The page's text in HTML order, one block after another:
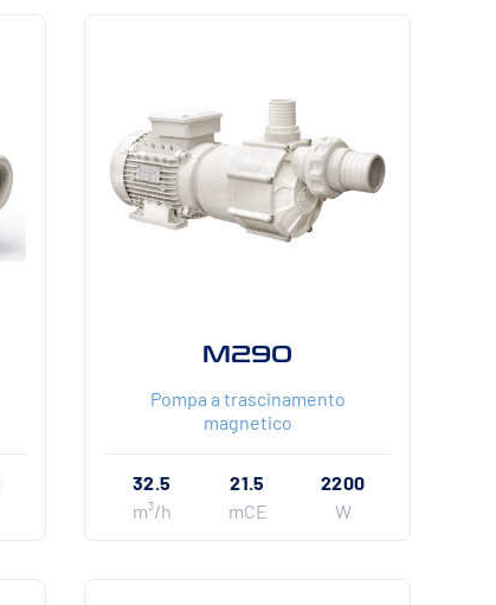
M290
Pompa a trascinamento
magnetico
32.5
m³/h
21.5
mCE
2200
W